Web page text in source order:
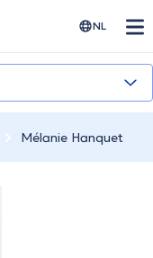
NL
Mélanie Hanquet